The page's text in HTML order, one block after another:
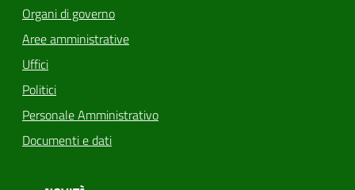
Organi di governo
Aree amministrative
Uffici
Politici
Personale Amministrativo
Documenti e dati